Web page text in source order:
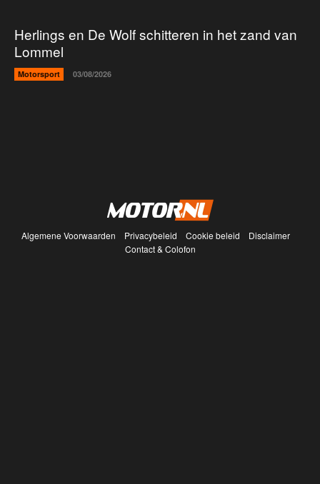
Herlings en De Wolf schitteren in het zand van
Lommel
Motorsport 03/08/2026
Algemene Voorwaarden Privacybeleid Cookie beleid
Disclaimer
Contact & Colofon